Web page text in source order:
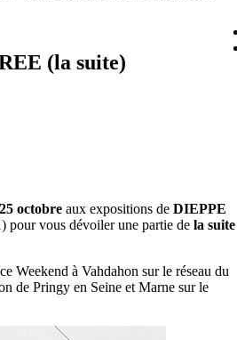
(la suite)
octobre aux expositions de DIEPPE
pour vous dévoiler une partie de la suite
Weekend à Vahdahon sur le réseau du
de Pringy en Seine et Marne sur le